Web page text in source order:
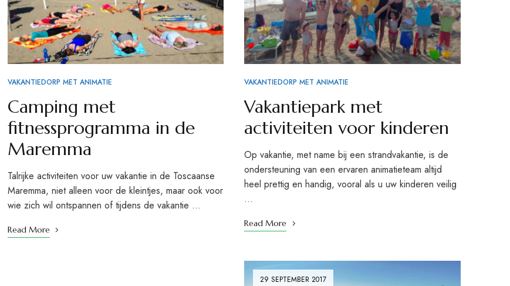
VAKANTIEDORP MET ANIMATIE
Camping met
fitnessprogramma in de
Maremma
Talrijke activiteiten voor uw vakantie in de Toscaanse
Maremma, niet alleen voor de kleintjes, maar ook voor
wie zich wil ontspannen of tijdens de vakantie …
Read More
VAKANTIEDORP MET ANIMATIE
Vakantiepark met
activiteiten voor kinderen
Op vakantie, met name bij een strandvakantie, is de
ondersteuning van een ervaren animatieteam altijd
heel prettig en handig, vooral als u uw kinderen veilig
…
Read More
29 SEPTEMBER 2017